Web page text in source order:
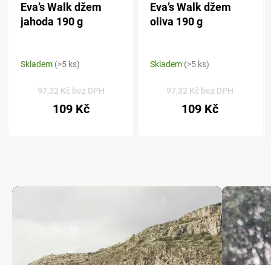
Eva’s Walk džem
jahoda 190 g
Skladem (>5 ks)
97,32 Kč bez DPH
109 Kč
Eva’s Walk džem
oliva 190 g
Skladem (>5 ks)
97,32 Kč bez DPH
109 Kč